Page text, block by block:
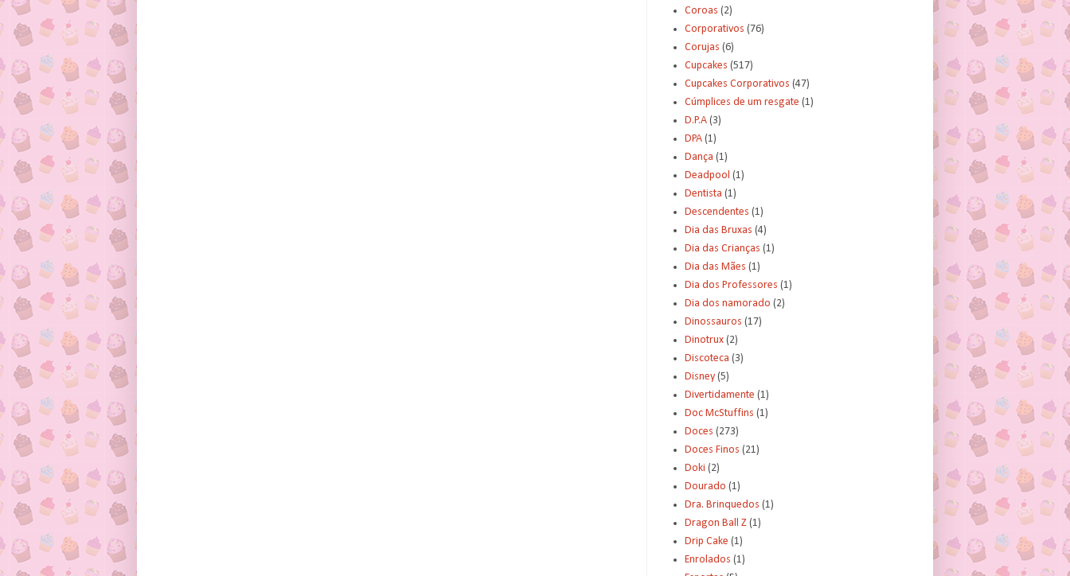
Coroas (2)
Corporativos (76)
Corujas (6)
Cupcakes (517)
Cupcakes Corporativos (47)
Cúmplices de um resgate (1)
D.P.A (3)
DPA (1)
Dança (1)
Deadpool (1)
Dentista (1)
Descendentes (1)
Dia das Bruxas (4)
Dia das Crianças (1)
Dia das Mães (1)
Dia dos Professores (1)
Dia dos namorado (2)
Dinossauros (17)
Dinotrux (2)
Discoteca (3)
Disney (5)
Divertidamente (1)
Doc McStuffins (1)
Doces (273)
Doces Finos (21)
Doki (2)
Dourado (1)
Dra. Brinquedos (1)
Dragon Ball Z (1)
Drip Cake (1)
Enrolados (1)